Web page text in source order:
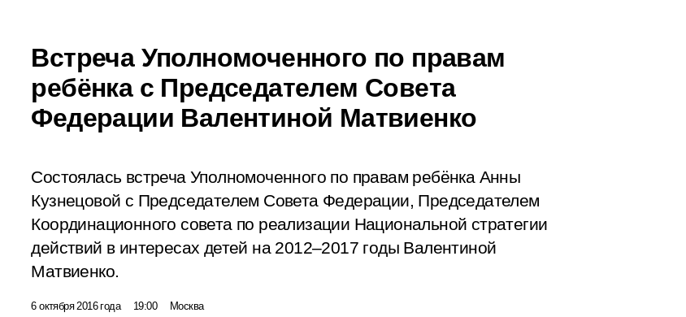
Встреча Уполномоченного по правам
ребёнка с Председателем Совета
Федерации Валентиной Матвиенко
Состоялась встреча Уполномоченного по правам ребёнка Анны
Кузнецовой с Председателем Совета Федерации, Председателем
Координационного совета по реализации Национальной стратегии
действий в интересах детей на 2012–2017 годы Валентиной
Матвиенко.
6 октября 2016 года 19:00 Москва